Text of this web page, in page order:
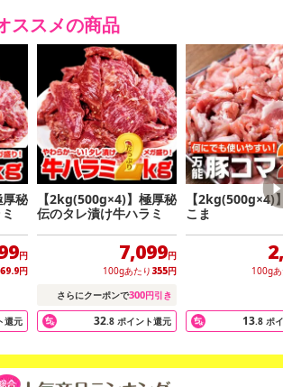
ススメの商品
秘
円
円
還元
【2kg(500g×4)】極厚秘
伝のタレ漬け牛ハラミ
7,099円
100gあたり 355円
さらにクーポンで300円引き
32.8 ポイント還元
【2kg(500g×4)
こま
100g
13.8 ポ